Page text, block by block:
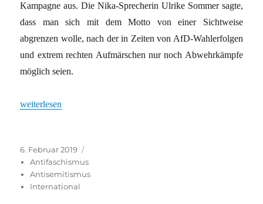
Kampagne aus. Die Nika-Sprecherin Ulrike Sommer sagte,
dass man sich mit dem Motto von einer Sichtweise
abgrenzen wolle, nach der in Zeiten von AfD-Wahlerfolgen
und extrem rechten Aufmärschen nur noch Abwehrkämpfe
möglich seien.
„Woran man linke Erfolge misst“
weiterlesen
Veröffentlicht
am
6. Februar 2019
Antifaschismus
Antisemitismus
International